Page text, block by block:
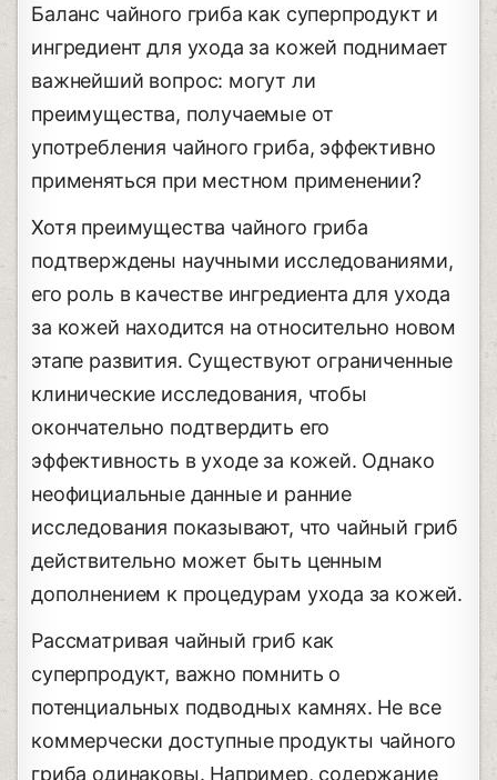
Баланс чайного гриба как суперпродукт и
ингредиент для ухода за кожей поднимает
важнейший вопрос: могут ли
преимущества, получаемые от
употребления чайного гриба, эффективно
применяться при местном применении?
Хотя преимущества чайного гриба
подтверждены научными исследованиями,
его роль в качестве ингредиента для ухода
за кожей находится на относительно новом
этапе развития. Существуют ограниченные
клинические исследования, чтобы
окончательно подтвердить его
эффективность в уходе за кожей. Однако
неофициальные данные и ранние
исследования показывают, что чайный гриб
действительно может быть ценным
дополнением к процедурам ухода за кожей.
Рассматривая чайный гриб как
суперпродукт, важно помнить о
потенциальных подводных камнях. Не все
коммерчески доступные продукты чайного
гриба одинаковы. Например, содержание